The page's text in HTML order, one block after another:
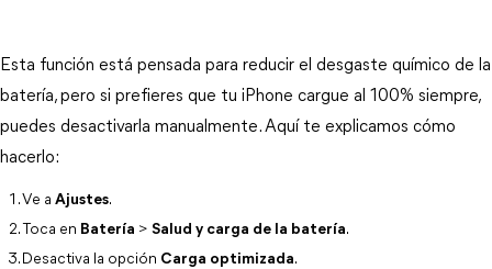
Esta función está pensada para reducir el desgaste químico de la
batería, pero si prefieres que tu iPhone cargue al 100% siempre,
puedes desactivarla manualmente. Aquí te explicamos cómo
hacerlo:
Ve a Ajustes.
Toca en Batería > Salud y carga de la batería.
Desactiva la opción Carga optimizada.